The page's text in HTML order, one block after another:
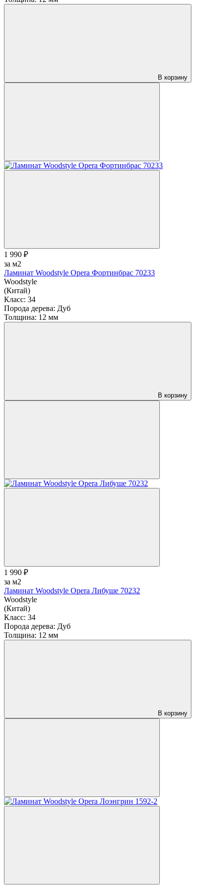
В корзину
1 990 ₽
за м2
Ламинат Woodstyle Opera Фортинбрас 70233
Woodstyle
(Китай)
Класс: 34
Порода дерева: Дуб
Толщина: 12 мм
В корзину
1 990 ₽
за м2
Ламинат Woodstyle Opera Либуше 70232
Woodstyle
(Китай)
Класс: 34
Порода дерева: Дуб
Толщина: 12 мм
В корзину